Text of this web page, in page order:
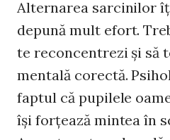
Alternarea sarcinilor
depună mult efort.
te reconcentrezi şi să
mentală corectă.
faptul că pupilele
îşi forţează mintea în